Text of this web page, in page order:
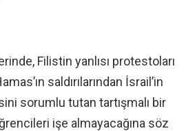
Filistin yanlısı protestoları
saldırılarından İsrail’in
sorumlu tutan tartışmalı bir
işe almayacağına söz